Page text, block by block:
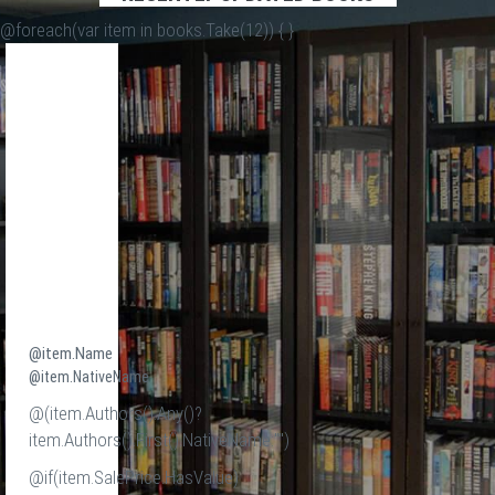
@foreach(var item in books.Take(12)) {}
@item.Name
@item.NativeName
@(item.Authors().Any()?
item.Authors().First().NativeName:"")
@if(item.SalePrice.HasValue)